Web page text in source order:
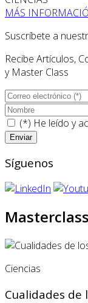
MÁS
Suscríbete a
Recibe Artículos,
y Master Class
(*) He leído y
Síguenos
Ciencias
Cualidades